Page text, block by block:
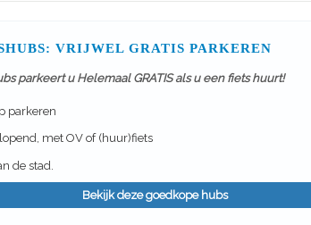
VRIJWEL GRATIS PARKEREN
parkeert u Helemaal GRATIS als u een fiets huurt!
parkeren
met OV of (huur)fiets
de stad.
Bekijk deze goedkope hubs